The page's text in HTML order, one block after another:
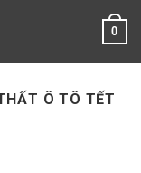
0
Ô TÔ TẾT